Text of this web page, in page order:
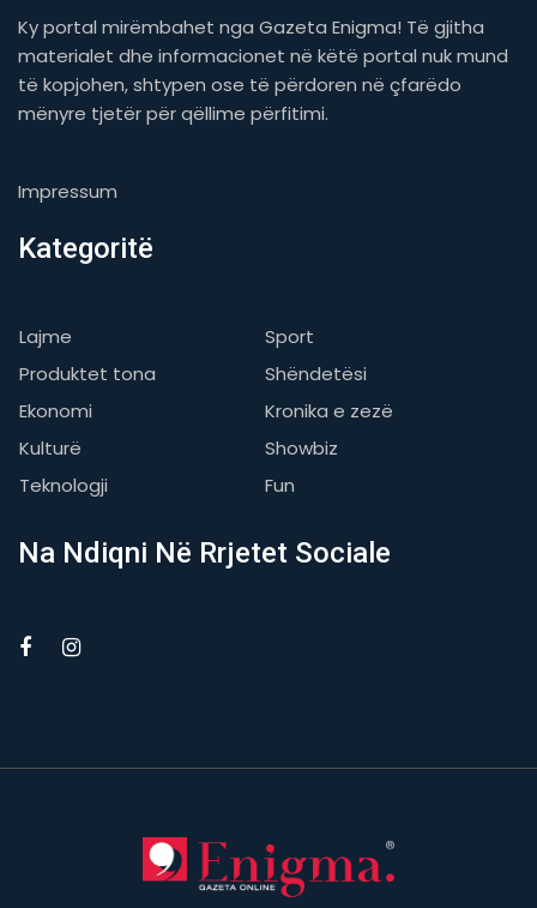
Ky portal mirëmbahet nga Gazeta Enigma! Të gjitha
materialet dhe informacionet në këtë portal nuk mund
të kopjohen, shtypen ose të përdoren në çfarëdo
mënyre tjetër për qëllime përfitimi.
Impressum
Kategoritë
Lajme
Sport
Produktet tona
Shëndetësi
Ekonomi
Kronika e zezë
Kulturë
Showbiz
Teknologji
Fun
Na Ndiqni Në Rrjetet Sociale